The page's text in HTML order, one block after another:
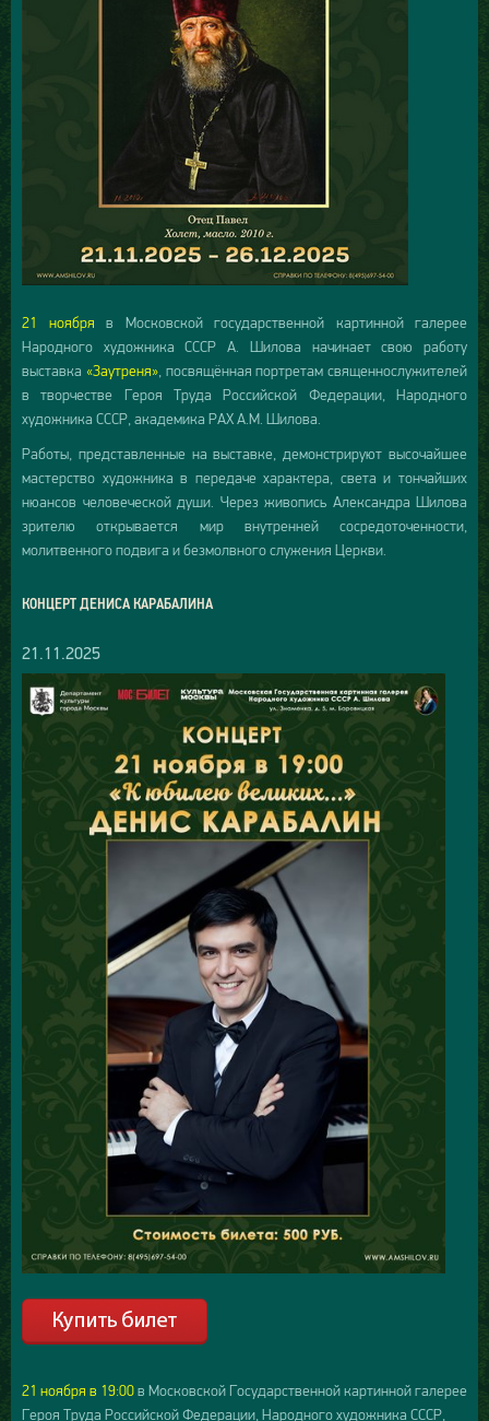
21 ноября в Московской государственной картинной галерее
Народного художника СССР А. Шилова начинает свою работу
выставка «Заутреня», посвящённая портретам священнослужителей
в творчестве Героя Труда Российской Федерации, Народного
художника СССР, академика РАХ А.М. Шилова.
Работы, представленные на выставке, демонстрируют высочайшее
мастерство художника в передаче характера, света и тончайших
нюансов человеческой души. Через живопись Александра Шилова
зрителю открывается мир внутренней сосредоточенности,
молитвенного подвига и безмолвного служения Церкви.
КОНЦЕРТ ДЕНИСА КАРАБАЛИНА
21.11.2025
21 ноября в 19:00в Московской Государственной картинной галерее
Героя Труда Российской Федерации, Народного художника СССР,